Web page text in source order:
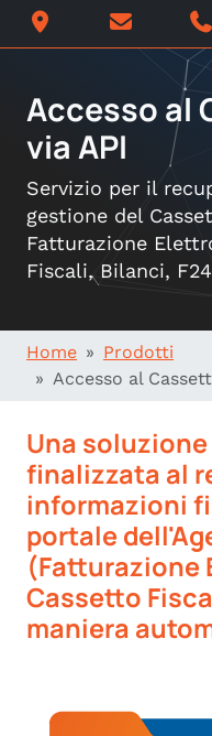
Accesso al
via API
Servizio per il
gestione del
Fatturazione
Fiscali, Bilanci,
Home
Prodotti
Accesso al
Una
finalizzata al
informazioni
portale
(Fatturazione
Cassetto
maniera